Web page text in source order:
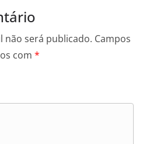
não será publicado. Campos
com *